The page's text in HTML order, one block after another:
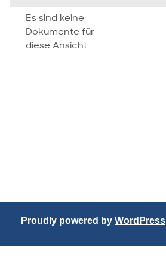
Es sind keine
Dokumente für
diese Ansicht
Proudly powered by WordPress